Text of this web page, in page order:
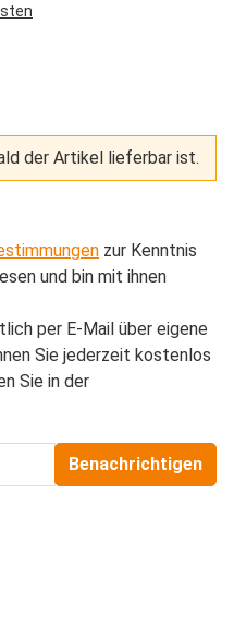
der Artikel lieferbar ist.
zur Kenntnis
und bin mit ihnen
per E-Mail über eigene
Sie jederzeit kostenlos
Sie in der
Benachrichtigen